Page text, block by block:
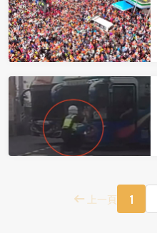
上一頁 1